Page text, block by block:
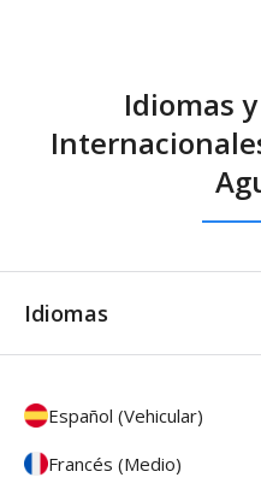
Idiomas
Idiomas
Español (Vehicular)
Francés (Medio)